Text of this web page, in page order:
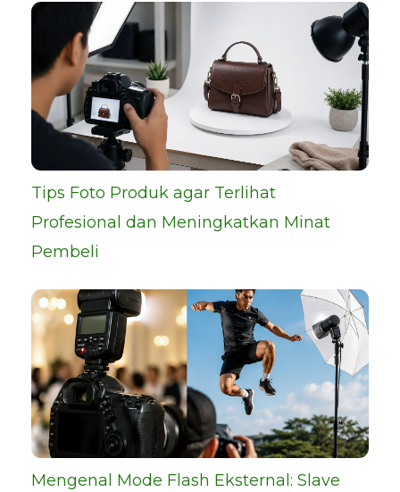
Tips Foto Produk agar Terlihat
Profesional dan Meningkatkan Minat
Pembeli
Mengenal Mode Flash Eksternal: Slave